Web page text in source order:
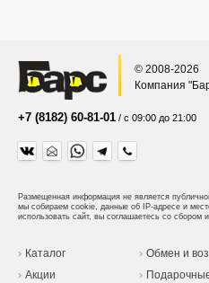
© 2008-2026
Компания
+7 (8182) 60-81-01 / с 09:00 до 21:00
Размещенная информация не является
мы собираем cookie, данные об IP-адресе и
использовать сайт, вы соглашаетесь со сбором
Каталог
Акции
Обмен и